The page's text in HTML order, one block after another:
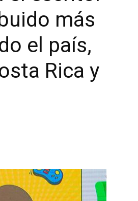
más
el país,
Rica y